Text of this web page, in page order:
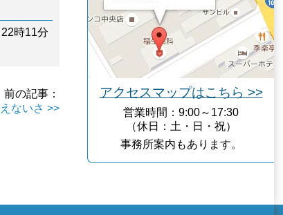
時11分
前の記事：
ないさ >>
アクセスマップはこちら >>
営業時間：9:00～17:30
（休日：土・日・祝）
事務所案内もあります。